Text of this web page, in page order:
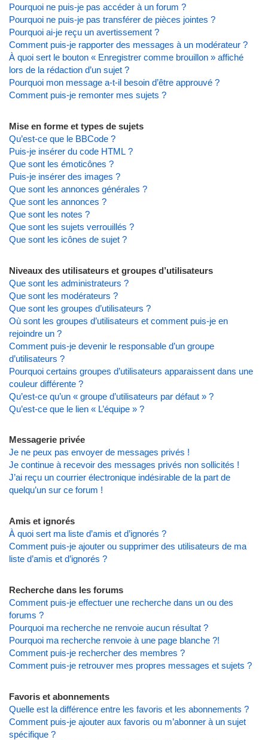
Pourquoi ne puis-je pas accéder à un forum ?
Pourquoi ne puis-je pas transférer de pièces jointes ?
Pourquoi ai-je reçu un avertissement ?
Comment puis-je rapporter des messages à un modérateur ?
À quoi sert le bouton « Enregistrer comme brouillon » affiché
lors de la rédaction d’un sujet ?
Pourquoi mon message a-t-il besoin d’être approuvé ?
Comment puis-je remonter mes sujets ?
Mise en forme et types de sujets
Qu’est-ce que le BBCode ?
Puis-je insérer du code HTML ?
Que sont les émoticônes ?
Puis-je insérer des images ?
Que sont les annonces générales ?
Que sont les annonces ?
Que sont les notes ?
Que sont les sujets verrouillés ?
Que sont les icônes de sujet ?
Niveaux des utilisateurs et groupes d’utilisateurs
Que sont les administrateurs ?
Que sont les modérateurs ?
Que sont les groupes d’utilisateurs ?
Où sont les groupes d’utilisateurs et comment puis-je en
rejoindre un ?
Comment puis-je devenir le responsable d’un groupe
d’utilisateurs ?
Pourquoi certains groupes d’utilisateurs apparaissent dans une
couleur différente ?
Qu’est-ce qu’un « groupe d’utilisateurs par défaut » ?
Qu’est-ce que le lien « L’équipe » ?
Messagerie privée
Je ne peux pas envoyer de messages privés !
Je continue à recevoir des messages privés non sollicités !
J’ai reçu un courrier électronique indésirable de la part de
quelqu’un sur ce forum !
Amis et ignorés
À quoi sert ma liste d’amis et d’ignorés ?
Comment puis-je ajouter ou supprimer des utilisateurs de ma
liste d’amis et d’ignorés ?
Recherche dans les forums
Comment puis-je effectuer une recherche dans un ou des
forums ?
Pourquoi ma recherche ne renvoie aucun résultat ?
Pourquoi ma recherche renvoie à une page blanche ?!
Comment puis-je rechercher des membres ?
Comment puis-je retrouver mes propres messages et sujets ?
Favoris et abonnements
Quelle est la différence entre les favoris et les abonnements ?
Comment puis-je ajouter aux favoris ou m’abonner à un sujet
spécifique ?